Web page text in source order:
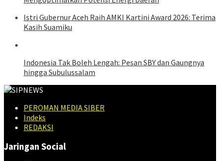
Istri Gubernur Aceh Raih AMKI Kartini Award 2026: Terima
Kasih Suamiku
Indonesia Tak Boleh Lengah: Pesan SBY dan Gaungnya
hingga Subulussalam
PEROMAN MEDIA SIBER
Indeks
REDAKSI
Jaringan Social